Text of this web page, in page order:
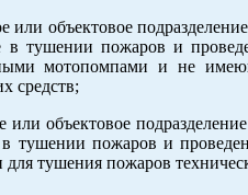
или объектовое
тушении пожаров и
мотопомпами и не
средств;
или объектовое
тушении пожаров и
тушения пожаров